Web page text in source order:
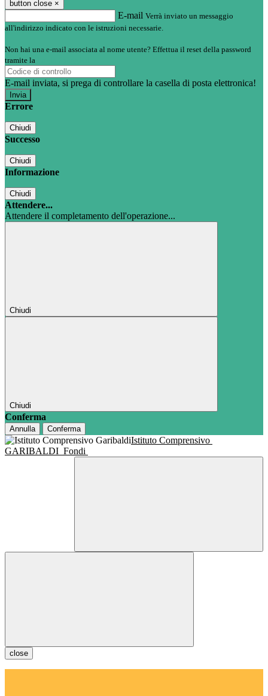
button close ×
E-mail Verrà inviato un messaggio
all'indirizzo indicato con le istruzioni necessarie.
Non hai una e-mail associata al nome utente? Effettua il reset della password
tramite la
E-mail inviata, si prega di controllare la casella di posta elettronica!
Errore
Chiudi
Successo
Chiudi
Informazione
Chiudi
Attendere...
Attendere il completamento dell'operazione...
Chiudi
Chiudi
Conferma
Annulla Conferma
Istituto Comprensivo
GARIBALDI Fondi
close